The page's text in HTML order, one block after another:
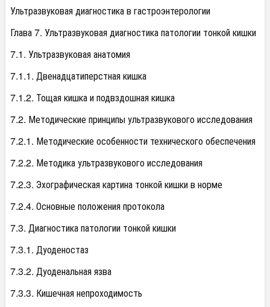
Ультразвуковая диагностика в гастроэнтерологии
Глава 7. Ультразвуковая диагностика патологии тонкой кишки
7.1. Ультразвуковая анатомия
7.1.1. Двенадцатиперстная кишка
7.1.2. Тощая кишка и подвздошная кишка
7.2. Методические принципы ультразвукового исследования
7.2.1. Методические особенности технического обеспечения
7.2.2. Методика ультразвукового исследования
7.2.3. Эхографическая картина тонкой кишки в норме
7.2.4. Основные положения протокола
7.3. Диагностика патологии тонкой кишки
7.3.1. Дуоденостаз
7.3.2. Дуоденальная язва
7.3.3. Кишечная непроходимость